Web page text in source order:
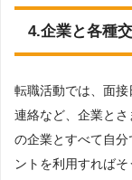
4.企業と各種
転職活動では、面
連絡など、企業と
の企業とすべて自
ントを利用すれば